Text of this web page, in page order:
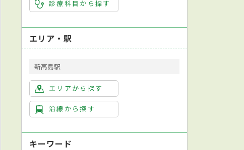
診療科目から探す
エリア・駅
新高島駅
エリアから探す
沿線から探す
キーワード